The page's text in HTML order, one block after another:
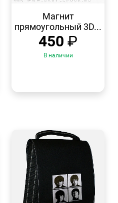
ПРОСМОТР
Магнит
прямоугольный 3D...
450 ₽
В наличии